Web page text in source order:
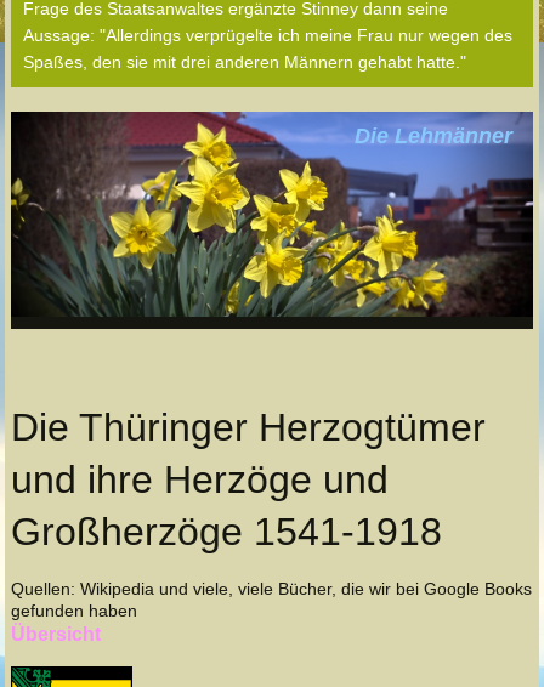
Frage des Staatsanwaltes ergänzte Stinney dann seine
Aussage: "Allerdings verprügelte ich meine Frau nur wegen des
Spaßes, den sie mit drei anderen Männern gehabt hatte."
Die Lehmänner
Die Thüringer Herzogtümer
und ihre Herzöge und
Großherzöge 1541-1918
Quellen: Wikipedia und viele, viele Bücher, die wir bei Google Books
gefunden haben
Übersicht